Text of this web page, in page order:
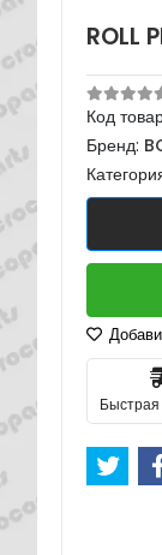
ROLL
Код
Бренд:
Быстрая